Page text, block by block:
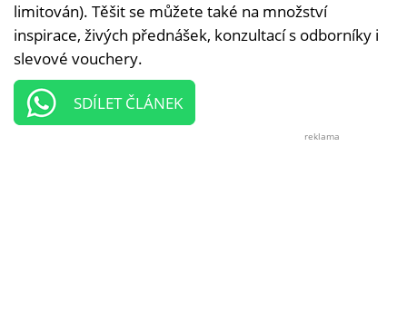
limitován). Těšit se můžete také na množství
inspirace, živých přednášek, konzultací s odborníky i
slevové vouchery.
SDÍLET ČLÁNEK
reklama